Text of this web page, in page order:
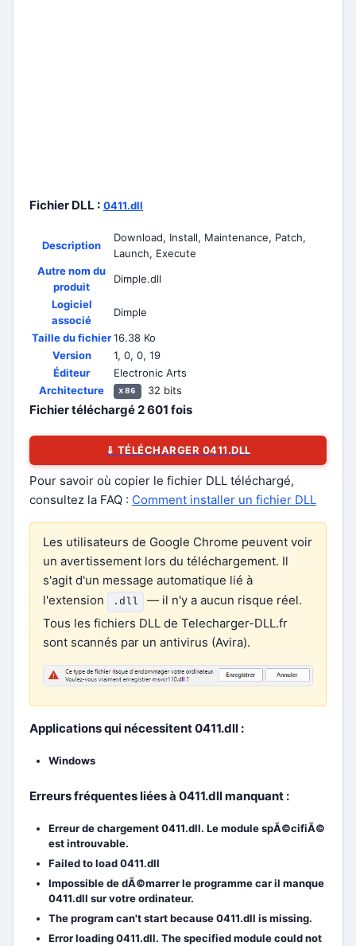
Fichier DLL : 0411.dll
Description
Download, Install, Maintenance, Patch,
Launch, Execute
Autre nom du
produit
Dimple.dll
Logiciel
associé
Dimple
Taille du fichier16.38 Ko
Version
1, 0, 0, 19
Éditeur
Electronic Arts
Architecture
x86 32 bits
Fichier téléchargé2 601 fois
⇓ TÉLÉCHARGER 0411.DLL
Pour savoir où copier le fichier DLL téléchargé,
consultez la FAQ : Comment installer un fichier DLL
Les utilisateurs de Google Chrome peuvent voir
un avertissement lors du téléchargement. Il
s'agit d'un message automatique lié à
l'extension
.dll
— il n'y a aucun risque réel.
Tous les fichiers DLL de Telecharger-DLL.fr
sont scannés par un antivirus (Avira).
Applications qui nécessitent 0411.dll :
Windows
Erreurs fréquentes liées à 0411.dll manquant :
Erreur de chargement 0411.dll. Le module spÃ©cifiÃ©
est introuvable.
Failed to load 0411.dll
Impossible de dÃ©marrer le programme car il manque
0411.dll sur votre ordinateur.
The program can't start because 0411.dll is missing.
Error loading 0411.dll. The specified module could not